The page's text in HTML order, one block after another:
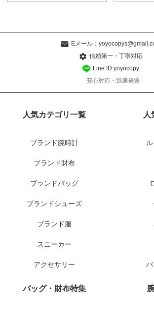
Eメール：
信頼第一・丁寧対応
Line ID:yoyocopy
安心対応・迅速発送
人気カテゴリ一覧
ブランド腕時計
ブランド財布
ブランドバッグ
ブランドシューズ
ブランド服
スニーカー
アクセサリー
人
バッグ・財布特集